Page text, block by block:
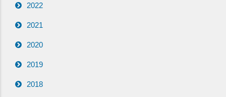
2022
2021
2020
2019
2018